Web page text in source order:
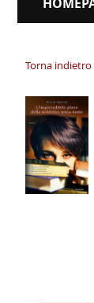
Torna indietro
Dettaglio
del